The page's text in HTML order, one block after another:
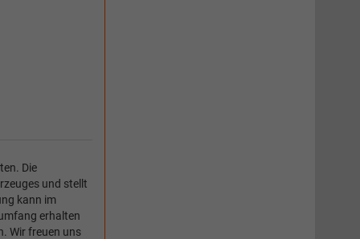
Die
und stellt
kann im
erhalten
Wir freuen uns